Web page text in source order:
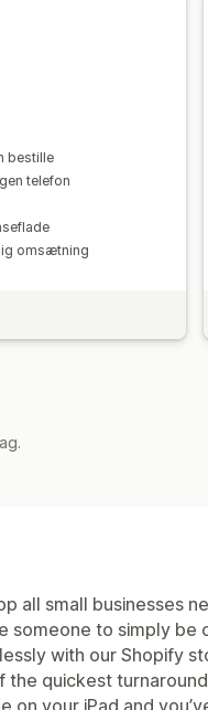
bestille
telefon
omsætning
all small businesses
someone to simply
with our Shopify
the quickest
on your iPad and